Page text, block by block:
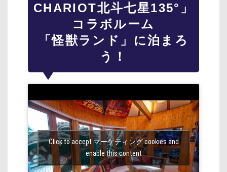
CHARIOT北斗七星135°」
コラボルーム
「怪獣ランド」に泊まろ
う！
Click to accept マーケティング cookies and
enable this content